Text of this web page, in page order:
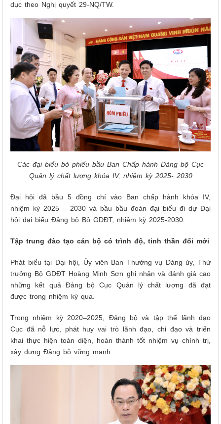
dục theo Nghị quyết 29-NQ/TW.
Các đại biểu bỏ phiếu bầu Ban Chấp hành Đảng bộ Cục
Quản lý chất lượng khóa IV, nhiệm kỳ 2025- 2030
Đại hội đã bầu 5 đồng chí vào Ban chấp hành khóa IV,
nhiệm kỳ 2025 – 2030 và bầu bầu đoàn đại biểu đi dự Đại
hội đại biểu Đảng bộ Bộ GDĐT, nhiệm kỳ 2025-2030.
Tập trung đào tạo cán bộ có trình độ, tinh thần đổi mới
Phát biểu tại Đại hội, Ủy viên Ban Thường vụ Đảng ủy, Thứ
trưởng Bộ GDĐT Hoàng Minh Sơn ghi nhận và đánh giá cao
những kết quả Đảng bộ Cục Quản lý chất lượng đã đạt
được trong nhiệm kỳ qua.
Trong nhiệm kỳ 2020–2025, Đảng bộ và tập thể lãnh đạo
Cục đã nỗ lực, phát huy vai trò lãnh đạo, chỉ đạo và triển
khai thực hiện toàn diện, hoàn thành tốt nhiệm vụ chính trị,
xây dựng Đảng bộ vững mạnh.